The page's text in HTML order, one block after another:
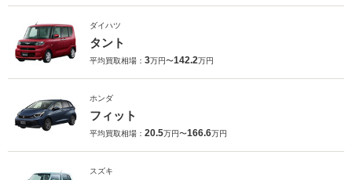
ダイハツ
タント
平均買取相場： 3万円〜142.2万円
ホンダ
フィット
平均買取相場： 20.5万円〜166.6万円
スズキ